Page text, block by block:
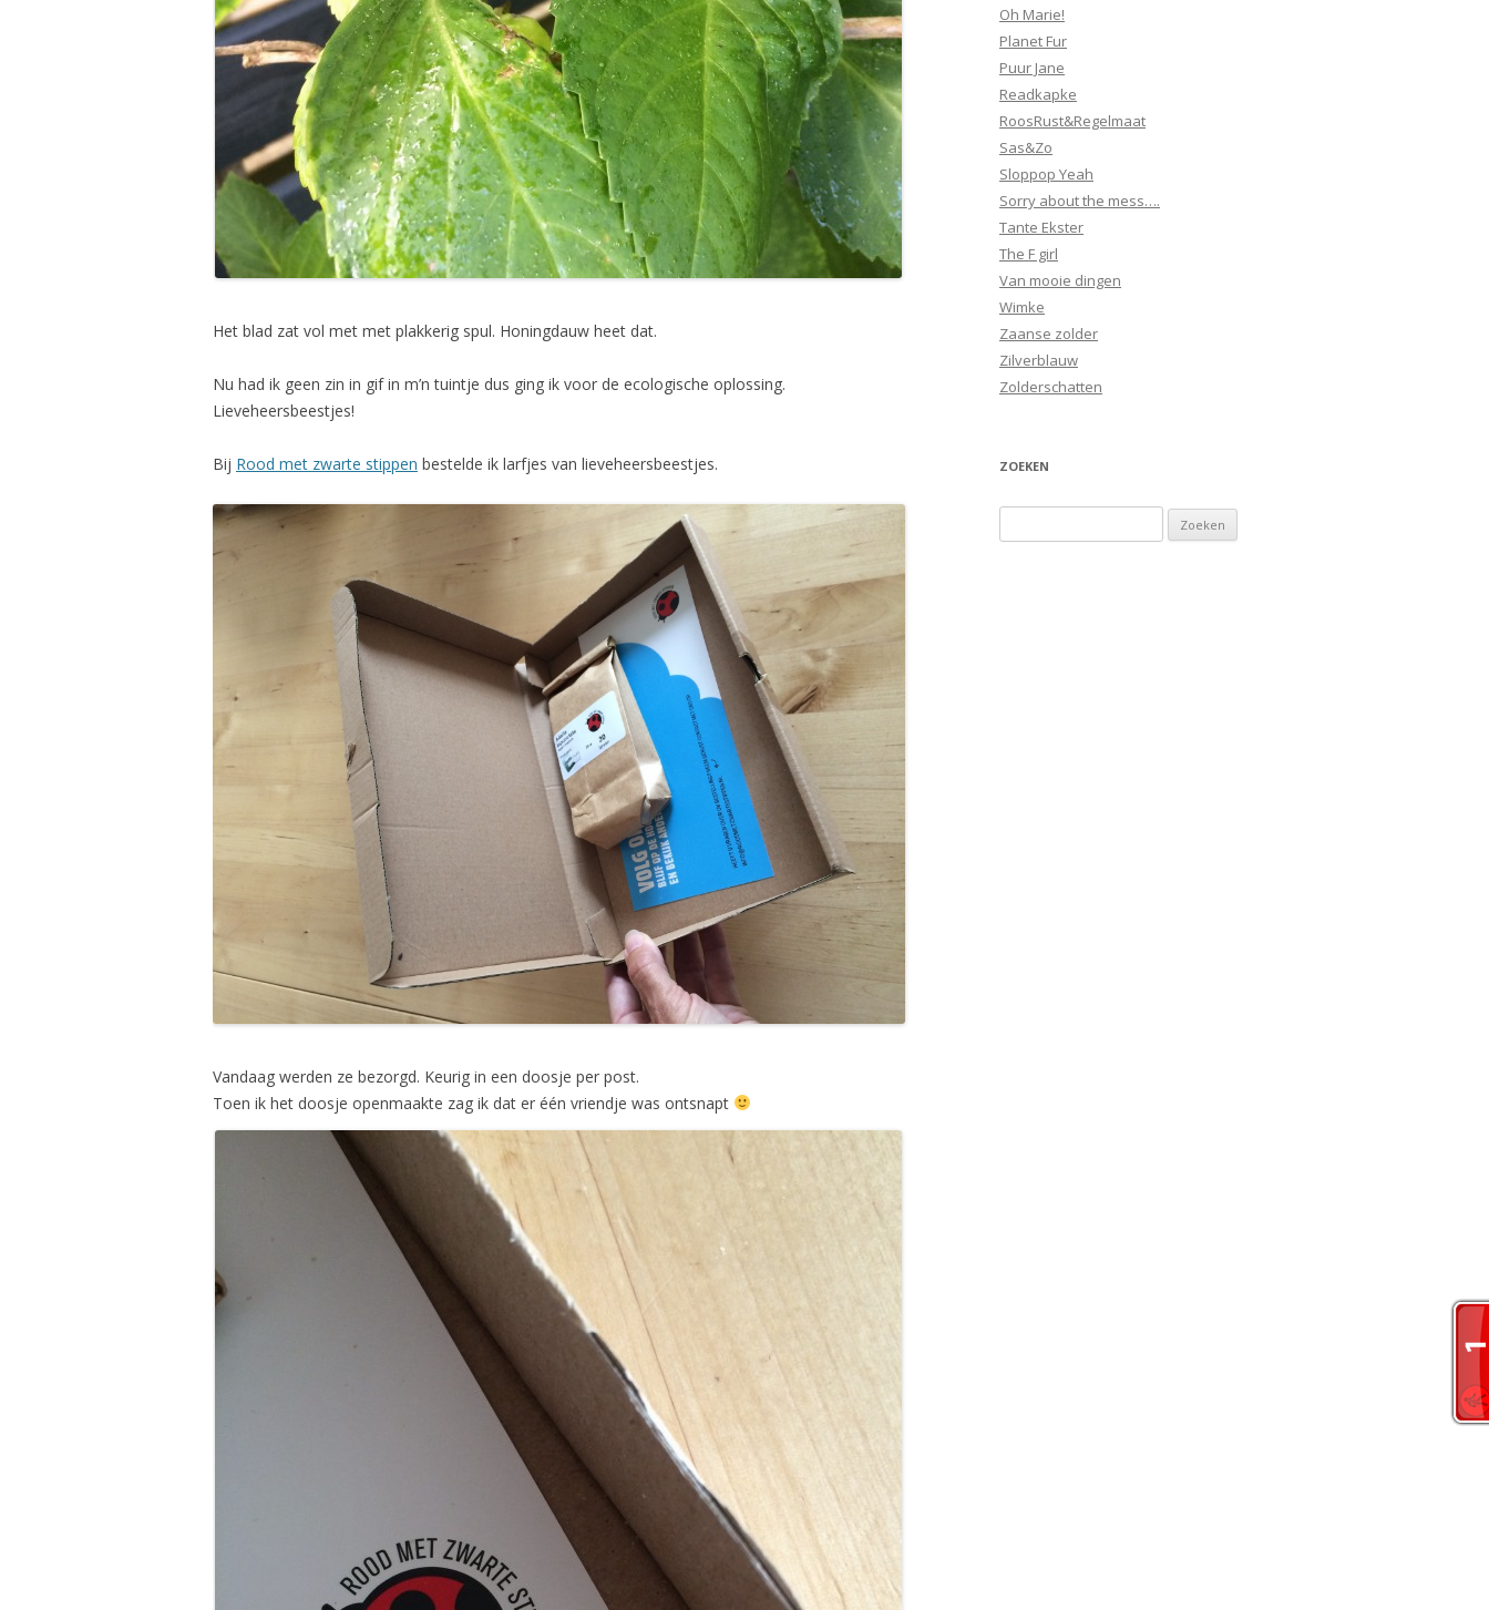
Het blad zat vol met met plakkerig spul. Honingdauw heet dat.
Nu had ik geen zin in gif in m’n tuintje dus ging ik voor de ecologische oplossing.
Lieveheersbeestjes!
Bij Rood met zwarte stippen bestelde ik larfjes van lieveheersbeestjes.
Vandaag werden ze bezorgd. Keurig in een doosje per post.
Toen ik het doosje openmaakte zag ik dat er één vriendje was ontsnapt
Oh Marie!
Planet Fur
Puur Jane
Readkapke
RoosRust&Regelmaat
Sas&Zo
Sloppop Yeah
Sorry about the mess….
Tante Ekster
The F girl
Van mooie dingen
Wimke
Zaanse zolder
Zilverblauw
Zolderschatten
ZOEKEN
naar: